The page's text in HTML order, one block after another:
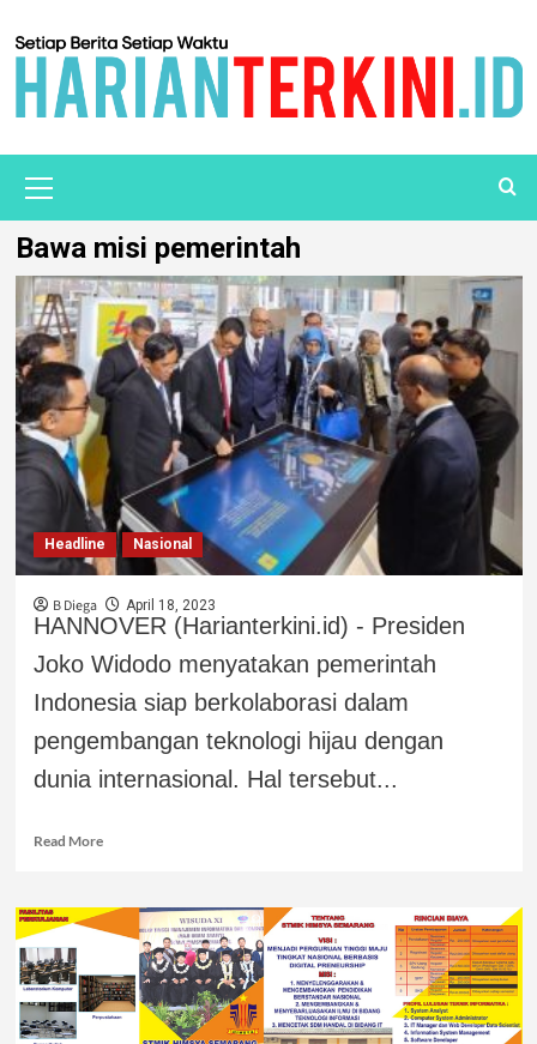
Bawa misi pemerintah
Headline Nasional
B Diega April 18, 2023
HANNOVER (Harianterkini.id) - Presiden
Joko Widodo menyatakan pemerintah
Indonesia siap berkolaborasi dalam
pengembangan teknologi hijau dengan
dunia internasional. Hal tersebut...
Read More